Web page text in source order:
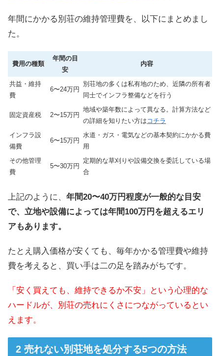
年間にかかる別荘の維持管理費を、以下にまとめまし
た。
費用の種類
年間の目
安
内容
共益・維持
費
6〜24万円
別荘地の多くは私有地のため、近隣の所有者
同士でインフラ整備などを行う
固定資産税 2〜15万円
地域や築年数によって異なる。計算方法など
の詳細を知りたい方は コチラ
インフラ設
備費
6〜15万円
水道・ガス・電気などの基本契約にかかる費
用
その他管理
費
5〜30万円
定期的な草刈りや設備交換を委託している場
合
上記のように、 年間20〜40万円程度が一般的な目安
で、立地や設備によっては年間100万円を超えるエリ
アもあります。
たとえ購入価格が安くても、毎年かかる管理費や維持
費を考えると、買い手は二の足を踏みがちです。
「安く買えても、維持できるか不安」という心理的な
ハードルが、別荘の売れにくさにつながっているとい
えます。
売れない別荘地を処分する5つの方法